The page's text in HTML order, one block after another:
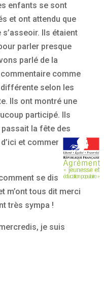
enfants se sont
et ont attendu que
Ils étaient
parler presque
parlé de la
comme
selon les
Ils ont montré une
participé. Ils
la fête des
et comment se
se disaient
m’ont tous dit merci
très sympa !
je suis